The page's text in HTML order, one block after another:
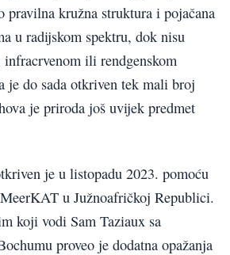
kružna struktura i pojačana
u radijskom spektru, dok nisu
ili rendgenskom
je do sada otkriven tek mali broj
je priroda još uvijek predmet
je u listopadu 2023. pomoću
u Južnoafričkoj Republici.
koji vodi Sam Taziaux sa
proveo je dodatna opažanja